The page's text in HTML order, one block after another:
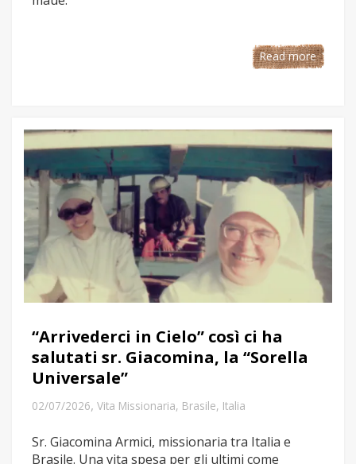
Read more
“Arrivederci in Cielo” così ci ha
salutati sr. Giacomina, la “Sorella
Universale”
02/07/2026, Vita Missionaria, Brasile, Italia
Sr. Giacomina Armici, missionaria tra Italia e
Brasile. Una vita spesa per gli ultimi come